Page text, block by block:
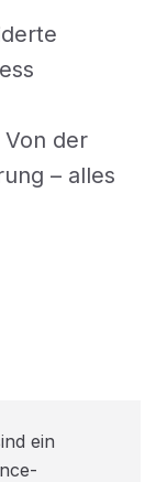
der
– alles
ein